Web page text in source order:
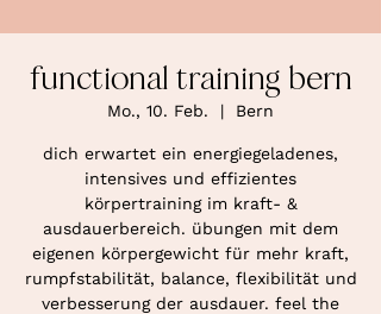
functional training bern
Mo., 10. Feb.
  |
Bern
dich erwartet ein energiegeladenes,
intensives und effizientes
körpertraining im kraft- &
ausdauerbereich. übungen mit dem
eigenen körpergewicht für mehr kraft,
rumpfstabilität, balance, flexibilität und
verbesserung der ausdauer. feel the